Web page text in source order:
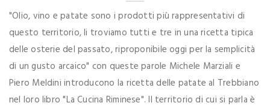
"Olio, vino e patate sono i prodotti più rappresentativi di
questo territorio, li troviamo tutti e tre in una ricetta tipica
delle osterie del passato, riproponibile oggi per la semplicità
di un gusto arcaico" con queste parole Michele Marziali e
Piero Meldini introducono la ricetta delle patate al Trebbiano
nel loro libro "La Cucina Riminese". Il territorio di cui si parla è